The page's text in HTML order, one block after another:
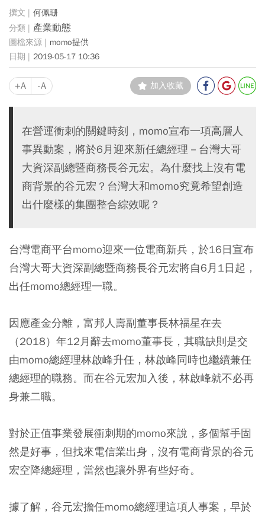
何佩珊
產業動態
momo提供
2019-05-17 10:36
+A -A 加入收藏
在營運衝刺的關鍵時刻，momo宣布一項高層人
事異動案，將於6月迎來新任總經理－台灣大哥
大資深副總暨商務長谷元宏。為什麼找上沒有電
商背景的谷元宏？台灣大和momo究竟希望創造
出什麼樣的集團整合綜效呢？
台灣電商平台momo迎來一位電商新兵，於16日宣布
台灣大哥大資深副總暨商務長谷元宏將自6月1日起，
出任momo總經理一職。
因應產金分離，富邦人壽副董事長林福星在去
（2018）年12月辭去momo董事長，其職缺則是交
由momo總經理林啟峰升任，林啟峰同時也繼續兼任
總經理的職務。而在谷元宏加入後，林啟峰就不必再
身兼二職。
對於正值事業發展衝刺期的momo來說，多個幫手固
然是好事，但找來電信業出身，沒有電商背景的谷元
宏空降總經理，當然也讓外界有些好奇。
據了解，谷元宏擔任momo總經理這項人事案，早於